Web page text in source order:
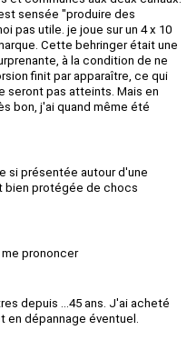
sensée "produire des
pas utile. je joue sur un 4 x 10
Cette behringer était une
à la condition de ne
finit par apparaître, ce qui
seront pas atteints. Mais en
bon, j'ai quand même été
si présentée autour d'une
bien protégée de chocs
prononcer
depuis ...45 ans. J'ai acheté
en dépannage éventuel.